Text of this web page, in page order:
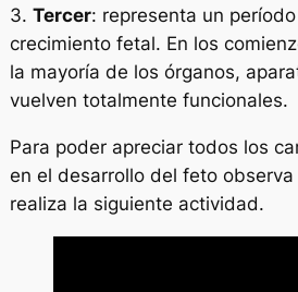
3. Tercer: representa un
crecimiento fetal. En los
la mayoría de los órganos,
vuelven totalmente funcionales.
Para poder apreciar todos los
en el desarrollo del feto
realiza la siguiente actividad.